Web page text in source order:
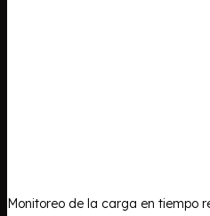
Monitoreo de la carga en tiempo